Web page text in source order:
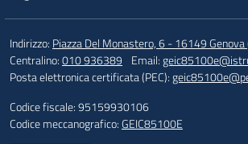
Indirizzo: Piazza Del Monastero, 6 - 16149 Genova
Centralino:010 936389 Email:
Posta elettronica certificata (PEC):
Codice fiscale: 95159930106
Codice meccanografico:GEIC85100E